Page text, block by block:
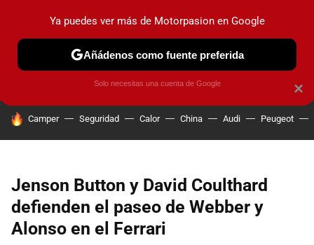
PRUEBAS COCHES ELÉCTRICOS OBSERVATORIO
HOY SE HABLA DE
Camper Seguridad Calor China Audi Peugeot
Jenson Button y David Coulthard
defienden el paseo de Webber y
Alonso en el Ferrari
×
Ya puedes ver más de Motorpasion en Google
Añádenos como fuente preferida
Solo necesitas una cuenta de Google